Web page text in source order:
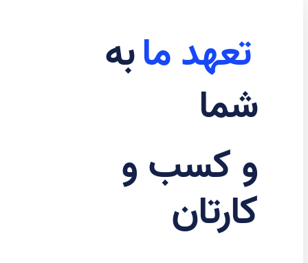
تعهد مابه
شما
و کسب و
کارتان